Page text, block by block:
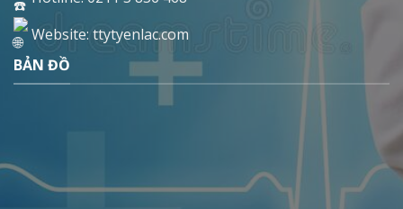
Website: ttytyenlac.com
BẢN ĐỒ